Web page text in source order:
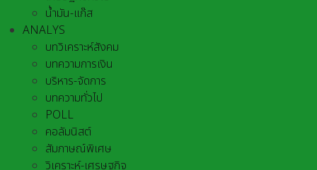
น้ำมัน-แก๊ส
ANALYS
บทวิเคราะห์สังคม
บทความการเงิน
บริหาร-จัดการ
บทความทั่วไป
POLL
คอลัมนิสต์
สัมภาษณ์พิเศษ
วิเคราะห์-เศรษฐกิจ